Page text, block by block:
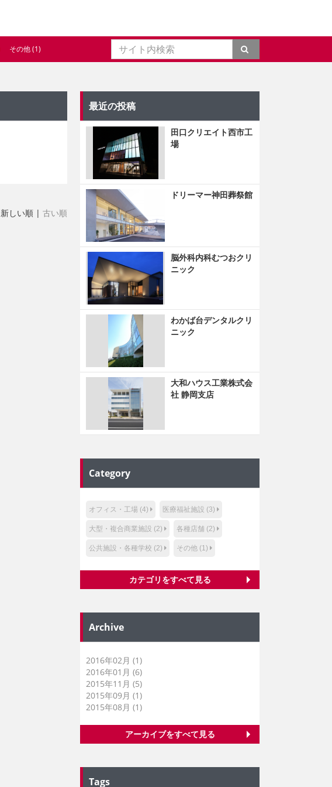
その他 (1)
新しい順 |古い順
最近の投稿
田口クリエイト西市工
場
ドリーマー神田葬祭館
脳外科内科むつおクリ
ニック
わかば台デンタルクリ
ニック
大和ハウス工業株式会
社 静岡支店
Category
オフィス・工場 (4) 医療福祉施設 (3)
大型・複合商業施設 (2) 各種店舗 (2)
公共施設・各種学校 (2) その他 (1)
カテゴリをすべて見る
Archive
2016年02月 (1)
2016年01月 (6)
2015年11月 (5)
2015年09月 (1)
2015年08月 (1)
アーカイブをすべて見る
Tags